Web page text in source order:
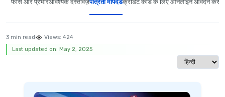
फीस और प्रभारआवश्यक दस्तावेज़पात्रता मापदंडक्रेडिट कार्ड के लिए ऑनलाइन आवेदन कैसे
3 min read Views: 424
Last updated on: May 2, 2025
Select